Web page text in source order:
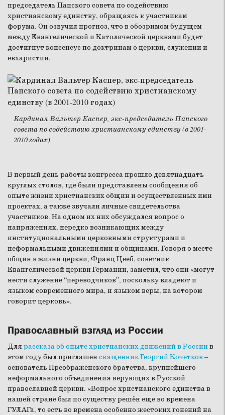
председатель Папского совета по содействию
христианскому единству, обращаясь к участникам
форума. Он озвучил прогноз, что в обозримом будущем
между Евангелической и Католической церквами будет
достигнут консенсус по доктринам о церкви, служении и
евхаристии.
Кардинал Вальтер Каспер, экс-председатель Папского
совета по содействию христианскому единству (в 2001-
2010 годах)
В первый день работы конгресса прошло девятнадцать
круглых столов, где были представлены сообщения об
опыте жизни христианских общин и осуществленных ими
проектах, а также звучали личные свидетельства
участников. На одном их них обсуждался вопрос о
напряжениях, нередко возникающих между
институциональными церковными структурами и
неформальными движениями и общинами. Говоря о месте
общин в жизни церкви, Франц Цееб, советник
Евангелической церкви Германии, заметил, что они «могут
нести служение “переводчиков”, поскольку владеют и
языком современного мира, и языком веры, на котором
говорит церковь».
Православный взгляд из России
Длярассказа об опыте христианских движений в Россиив
этом году был приглашенсвященник Георгий Кочетков –
основатель Преображенского братства, крупнейшего
неформального объединения верующих в Русской
православной церкви. «Вопрос христианского единства в
нашей стране был по существу решён еще во времена
ГУЛАГа, то есть во времена особенно жестоких гонений на